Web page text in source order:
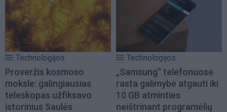
Technologijos
Proveržis kosmoso
moksle: galingiausias
teleskopas užfiksavo
istorinius Saulės
Technologijos
„Samsung“ telefonuose
rasta galimybė atgauti iki
10 GB atminties
neištrinant programėlių